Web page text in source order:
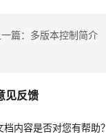
一篇：多版本控制简介
见反馈
档内容是否对您有帮助？